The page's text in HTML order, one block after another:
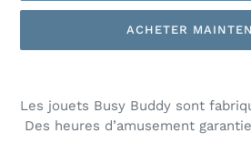
ACHETER
produit
à
Les jouets Busy Buddy sont
Des heures d’amusement